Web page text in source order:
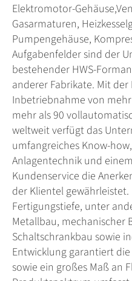
Elektromotor-
Gasarmaturen,
Pumpengehäuse,
Aufgabenfelder sind der
bestehender HWS-
anderer Fabrikate. Mit
Inbetriebnahme von
mehr als 90
weltweit verfügt das
umfangreiches Know-
Anlagentechnik und
Kundenservice die
der Klientel
Fertigungstiefe, unter
Metallbau, mechanischer
Schaltschrankbau sowie
Entwicklung garantiert
sowie ein großes Maß an